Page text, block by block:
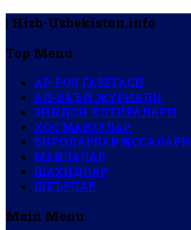
| Hizb-Uzbekiston.info
Top Menu
АР-РОЯ ГАЗЕТАСИ
АЛ-ВАЪЙ ЖУРНАЛИ
ЗИНДОН ХОТИРАЛАРИ
ХОС МАВЗУЛАР
БИРОДАРЛАР ҚИССАЛАРИ
МАҚОЛАЛАР
ШАҲИДЛАР
ШЕЪРЛАР
Main Menu